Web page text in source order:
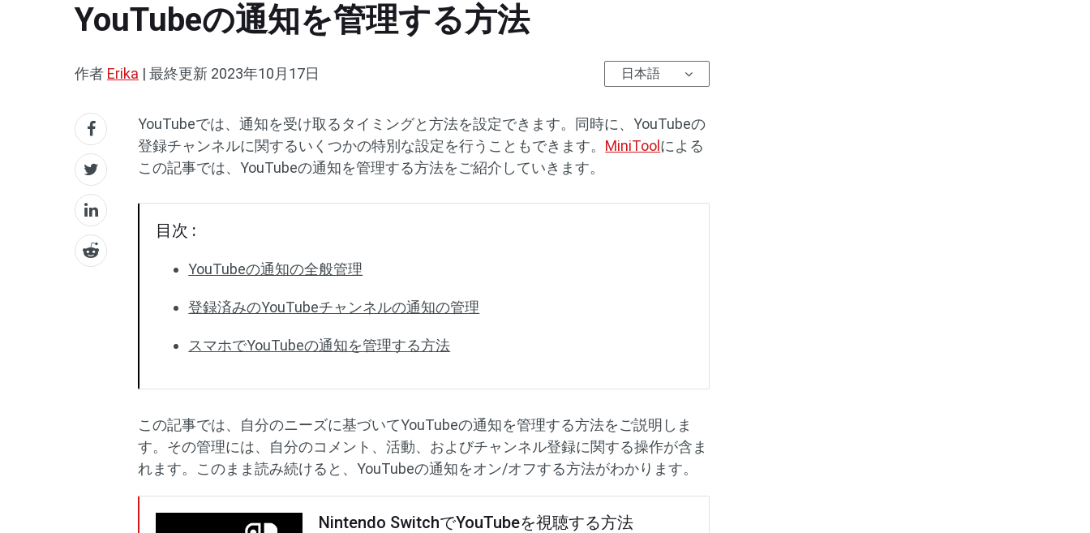
YouTubeの通知を管理する方法
作者 Erika | 最終更新 2023年10月17日 日本語
YouTubeでは、通知を受け取るタイミングと方法を設定できます。同時に、YouTubeの
登録チャンネルに関するいくつかの特別な設定を行うこともできます。 MiniTool による
この記事では、YouTubeの通知を管理する方法をご紹介していきます。
目次 :
YouTubeの通知の全般管理
登録済みのYouTubeチャンネルの通知の管理
スマホでYouTubeの通知を管理する方法
この記事では、自分のニーズに基づいてYouTubeの通知を管理する方法をご説明しま
す。その管理には、自分のコメント、活動、およびチャンネル登録に関する操作が含ま
れます。このまま読み続けると、YouTubeの通知をオン/オフする方法がわかります。
Nintendo SwitchでYouTubeを視聴する方法